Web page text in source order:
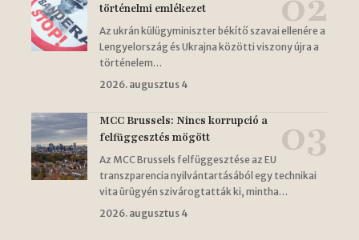
történelmi emlékezet
Az ukrán külügyminiszter békítő szavai ellenére a
Lengyelország és Ukrajna közötti viszony újra a
történelem…
2026. augusztus 4
MCC Brussels: Nincs korrupció a
felfüggesztés mögött
Az MCC Brussels felfüggesztése az EU
transzparencia nyilvántartásából egy technikai
vita ürügyén szivárogtatták ki, mintha…
2026. augusztus 4